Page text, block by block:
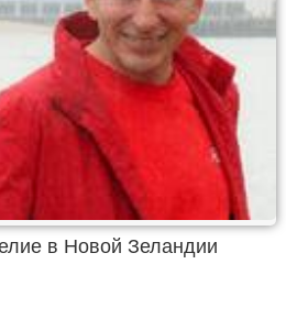
в Новой Зеландии